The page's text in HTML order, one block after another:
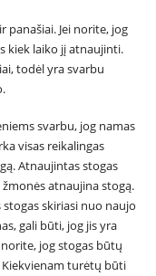
panašiai. Jei norite, jog
kiek laiko jį atnaujinti.
todėl yra svarbu
svarbu, jog namas
visas reikalingas
Atnaujintas stogas
atnaujina stogą.
skiriasi nuo naujo
gali būti, jog jis yra
jog stogas būtų
turėtų būti